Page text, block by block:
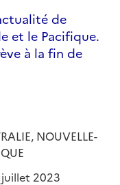
de
et le Pacifique.
à la fin de
NOUVELLE-
2023